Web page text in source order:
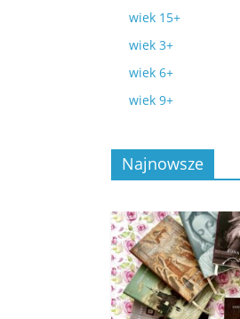
wiek 15+
wiek 3+
wiek 6+
wiek 9+
Najnowsze